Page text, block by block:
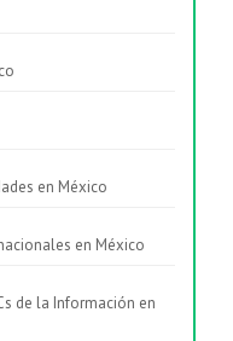
en México
en México
de la Información en